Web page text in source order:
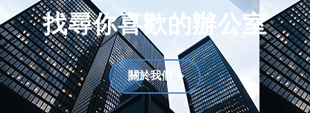
找尋你喜歡的辦公室
關於我們